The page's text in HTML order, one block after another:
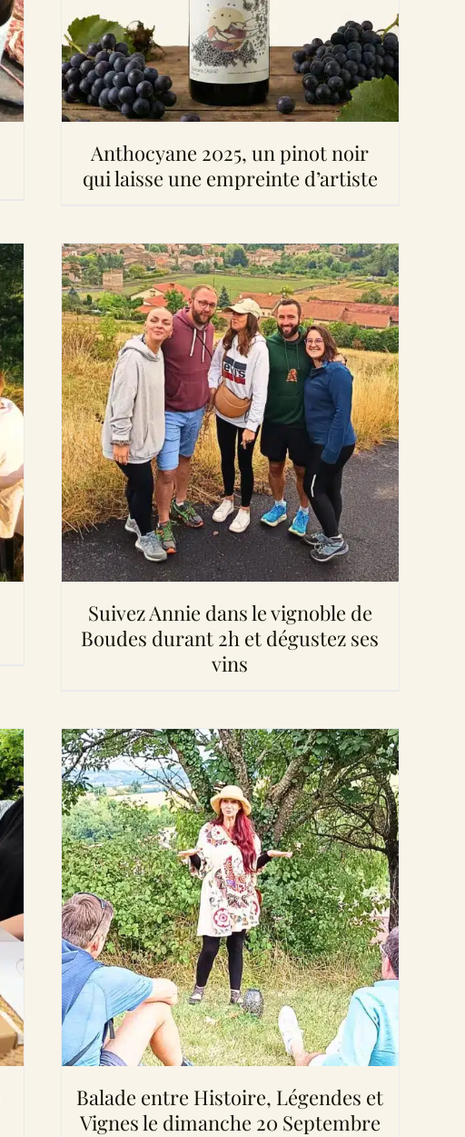
Anthocyane 2025, un pinot noir
qui laisse une empreinte d’artiste
Suivez Annie dans le vignoble de
Boudes durant 2h et dégustez ses
vins
Balade entre Histoire, Légendes et
Vignes le dimanche 20 Septembre